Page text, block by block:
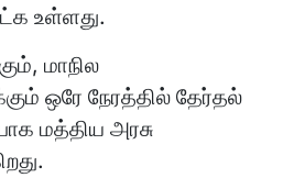
உள்ளது.
மாநில
ஒரே நேரத்தில் தேர்தல்
மத்திய அரசு